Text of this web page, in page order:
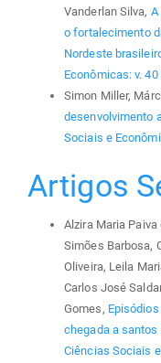
Vanderlan Silva, A
o fortalecimento
Nordeste
Econômicas: v.
Simon Miller,
desenvolvimento
Sociais e
Artigos
Alzira Maria
Simões Barbosa,
Oliveira, Leila
Carlos José
Gomes,
chegada a
Ciências Sociais